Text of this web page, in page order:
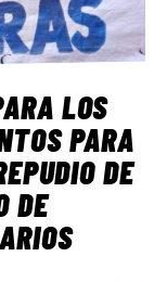
LOS
PARA
DE
DE